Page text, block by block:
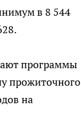
в 8 544
программы
прожиточного
на